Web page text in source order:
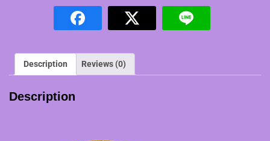
Description Reviews (0)
Description